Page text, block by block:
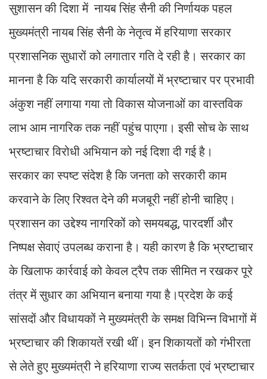
सुशासन की दिशा में नायब सिंह सैनी की निर्णायक पहल
मुख्यमंत्री नायब सिंह सैनी के नेतृत्व में हरियाणा सरकार
प्रशासनिक सुधारों को लगातार गति दे रही है। सरकार का
मानना है कि यदि सरकारी कार्यालयों में भ्रष्टाचार पर प्रभावी
अंकुश नहीं लगाया गया तो विकास योजनाओं का वास्तविक
लाभ आम नागरिक तक नहीं पहुंच पाएगा। इसी सोच के साथ
भ्रष्टाचार विरोधी अभियान को नई दिशा दी गई है।
सरकार का स्पष्ट संदेश है कि जनता को सरकारी काम
करवाने के लिए रिश्वत देने की मजबूरी नहीं होनी चाहिए।
प्रशासन का उद्देश्य नागरिकों को समयबद्ध, पारदर्शी और
निष्पक्ष सेवाएं उपलब्ध कराना है। यही कारण है कि भ्रष्टाचार
के खिलाफ कार्रवाई को केवल ट्रैप तक सीमित न रखकर पूरे
तंत्र में सुधार का अभियान बनाया गया है।प्रदेश के कई
सांसदों और विधायकों ने मुख्यमंत्री के समक्ष विभिन्न विभागों में
भ्रष्टाचार की शिकायतें रखी थीं। इन शिकायतों को गंभीरता
से लेते हुए मुख्यमंत्री ने हरियाणा राज्य सतर्कता एवं भ्रष्टाचार